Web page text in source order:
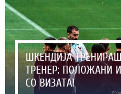
ШКЕНДИЈА
ТРЕНЕР: ПОЛОЖАНИ
СО ВИЗАТА!